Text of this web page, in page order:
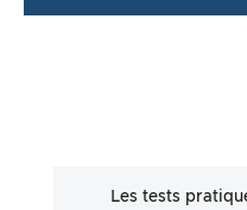
Les tests